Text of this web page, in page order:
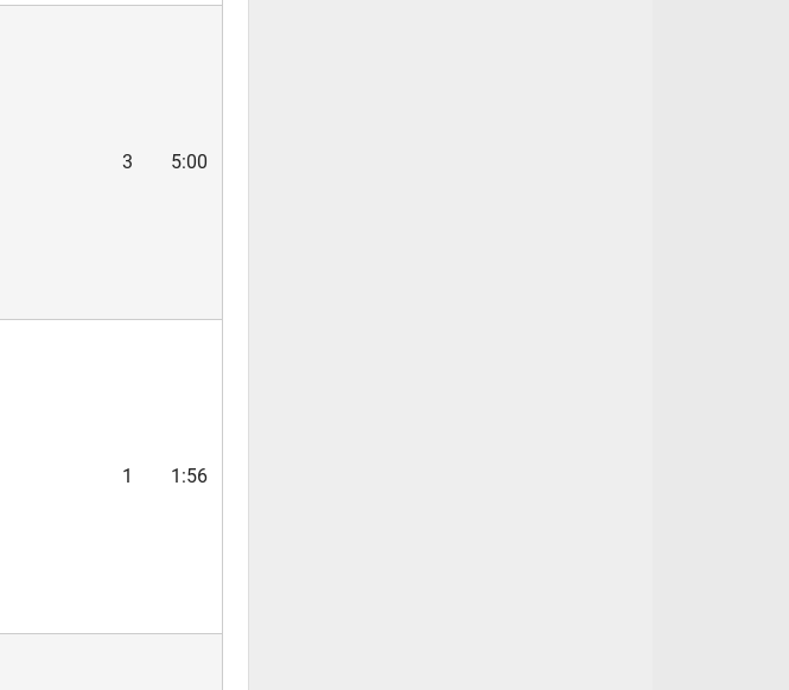
3 5:00
1 1:56